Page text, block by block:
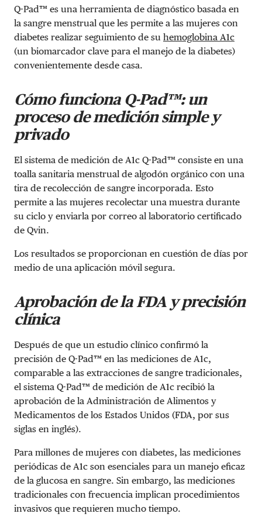
Q-Pad™ es una herramienta de diagnóstico basada en
la sangre menstrual que les permite a las mujeres con
diabetes realizar seguimiento de su hemoglobina A1c
(un biomarcador clave para el manejo de la diabetes)
convenientemente desde casa.
Cómo funciona Q-Pad™: un
proceso de medición simple y
privado
El sistema de medición de A1c Q-Pad™ consiste en una
toalla sanitaria menstrual de algodón orgánico con una
tira de recolección de sangre incorporada. Esto
permite a las mujeres recolectar una muestra durante
su ciclo y enviarla por correo al laboratorio certificado
de Qvin.
Los resultados se proporcionan en cuestión de días por
medio de una aplicación móvil segura.
Aprobación de la FDA y precisión
clínica
Después de que un estudio clínico confirmó la
precisión de Q-Pad™ en las mediciones de A1c,
comparable a las extracciones de sangre tradicionales,
el sistema Q-Pad™ de medición de A1c recibió la
aprobación de la Administración de Alimentos y
Medicamentos de los Estados Unidos (FDA, por sus
siglas en inglés).
Para millones de mujeres con diabetes, las mediciones
periódicas de A1c son esenciales para un manejo eficaz
de la glucosa en sangre. Sin embargo, las mediciones
tradicionales con frecuencia implican procedimientos
invasivos que requieren mucho tiempo.